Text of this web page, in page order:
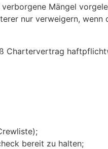
Mängel
nur verweigern, wenn
Chartervertrag
bereit zu halten;